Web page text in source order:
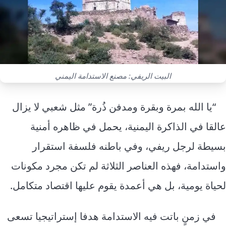
معيشة
قصة
انفوجرافيك
قصص رقمية
تقارير صور
البيت الريفي: مصنع الاستدامة اليمني
“يا الله بمرة وبقرة ومدفن ذُرة” مثل شعبي لا يزال
عالقا في الذاكرة اليمنية، يحمل في ظاهره أمنية
بسيطة لرجل ريفي، وفي باطنه فلسفة استقرار
واستدامة، فهذه العناصر الثلاثة لم تكن مجرد مكونات
لحياة يومية، بل هي أعمدة يقوم عليها اقتصاد متكامل.
في زمنٍ باتت فيه الاستدامة هدفا إستراتيجيا تسعى